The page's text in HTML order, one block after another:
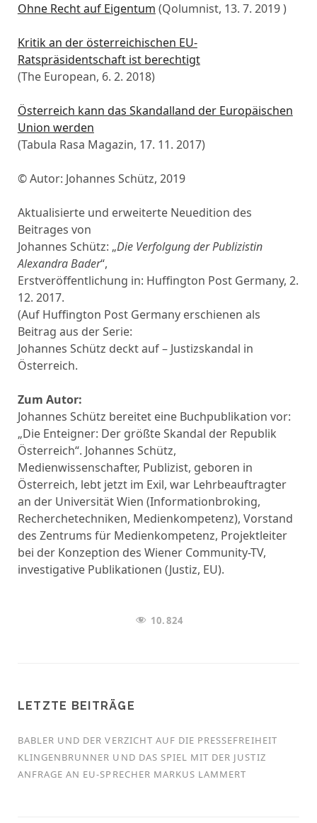
Ohne Recht auf Eigentum (Qolumnist, 13. 7. 2019 )
Kritik an der österreichischen EU-
Ratspräsidentschaft ist berechtigt
(The European, 6. 2. 2018)
Österreich kann das Skandalland der Europäischen
Union werden
(Tabula Rasa Magazin, 17. 11. 2017)
© Autor: Johannes Schütz, 2019
Aktualisierte und erweiterte Neuedition des
Beitrages von
Johannes Schütz: „Die Verfolgung der Publizistin
Alexandra Bader“,
Erstveröffentlichung in: Huffington Post Germany, 2.
12. 2017.
(Auf Huffington Post Germany erschienen als
Beitrag aus der Serie:
Johannes Schütz deckt auf – Justizskandal in
Österreich.
Zum Autor:
Johannes Schütz bereitet eine Buchpublikation vor:
„Die Enteigner: Der größte Skandal der Republik
Österreich“. Johannes Schütz,
Medienwissenschafter, Publizist, geboren in
Österreich, lebt jetzt im Exil, war Lehrbeauftragter
an der Universität Wien (Informationbroking,
Recherchetechniken, Medienkompetenz), Vorstand
des Zentrums für Medienkompetenz, Projektleiter
bei der Konzeption des Wiener Community-TV,
investigative Publikationen (Justiz, EU).
10.824
LETZTE BEITRÄGE
BABLER UND DER VERZICHT AUF DIE PRESSEFREIHEIT
KLINGENBRUNNER UND DAS SPIEL MIT DER JUSTIZ
ANFRAGE AN EU-SPRECHER MARKUS LAMMERT